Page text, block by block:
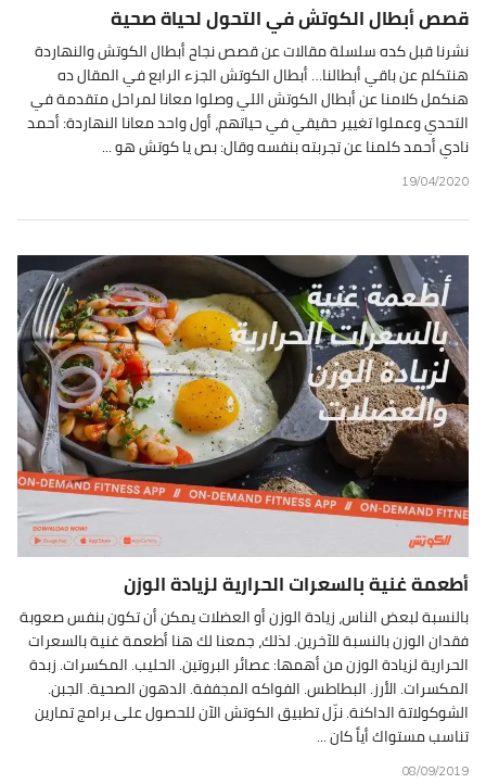
قصص أبطال الكوتش في التحول لحياة صحية
نشرنا قبل كده سلسلة مقالات عن قصص نجاح أبطال الكوتش والنهاردة
هنتكلم عن باقي أبطالنا… أبطال الكوتش الجزء الرابع في المقال ده
هنكمل كلامنا عن أبطال الكوتش اللي وصلوا معانا لمراحل متقدمة في
التحدي وعملوا تغيير حقيقي في حياتهم، أول واحد معانا النهاردة: أحمد
نادي أحمد كلمنا عن تجربته بنفسه وقال: بص يا كوتش هو ...
19/04/2020
أطعمة غنية بالسعرات الحرارية لزيادة الوزن
بالنسبة لبعض الناس، زيادة الوزن أو العضلات يمكن أن تكون بنفس صعوبة
فقدان الوزن بالنسبة للآخرين. لذلك، جمعنا لك هنا أطعمة غنية بالسعرات
الحرارية لزيادة الوزن من أهمها: عصائر البروتين. الحليب. المكسرات. زبدة
المكسرات. الأرز. البطاطس. الفواكه المجففة. الدهون الصحية. الجبن.
الشوكولاتة الداكنة. نزّل تطبيق الكوتش الآن للحصول على برامج تمارين
تناسب مستواك أياً كان ...
08/09/2019